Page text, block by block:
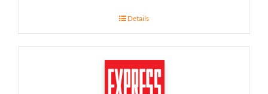
Details